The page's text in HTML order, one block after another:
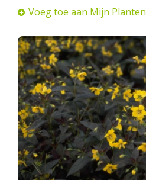
Voeg toe aan Mijn Planten